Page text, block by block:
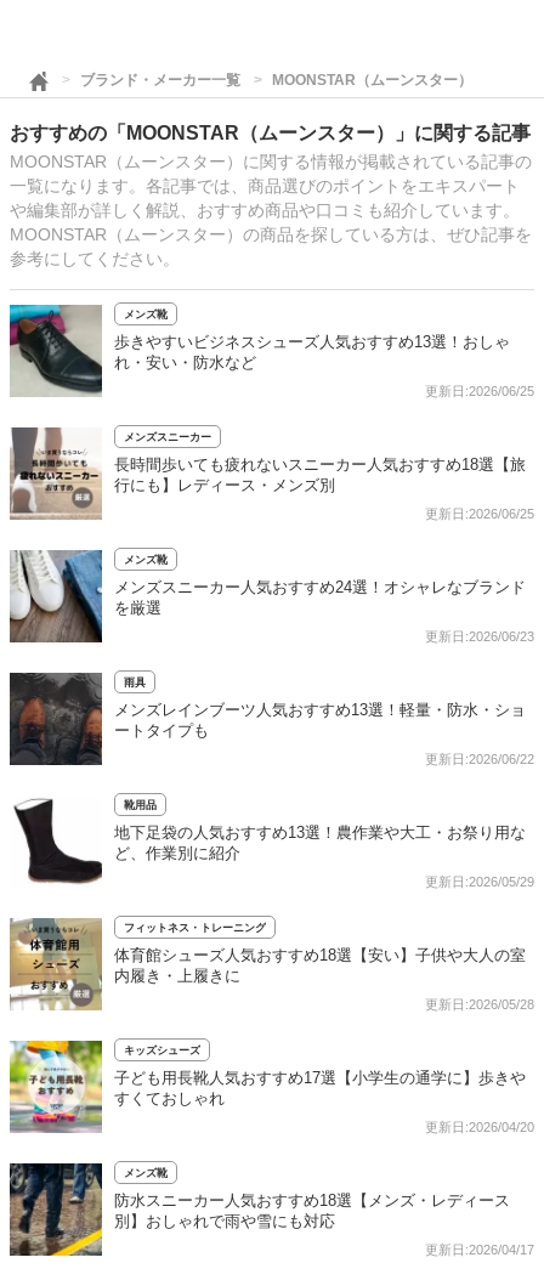
ブランド・メーカー一覧 MOONSTAR（ムーンスター）
おすすめの「MOONSTAR（ムーンスター）」に関する記事
MOONSTAR（ムーンスター）に関する情報が掲載されている記事の
一覧になります。各記事では、商品選びのポイントをエキスパート
や編集部が詳しく解説、おすすめ商品や口コミも紹介しています。
MOONSTAR（ムーンスター）の商品を探している方は、ぜひ記事を
参考にしてください。
メンズ靴
歩きやすいビジネスシューズ人気おすすめ13選！おしゃ
れ・安い・防水など
更新日:2026/06/25
メンズスニーカー
長時間歩いても疲れないスニーカー人気おすすめ18選【旅
行にも】レディース・メンズ別
更新日:2026/06/25
メンズ靴
メンズスニーカー人気おすすめ24選！オシャレなブランド
を厳選
更新日:2026/06/23
雨具
メンズレインブーツ人気おすすめ13選！軽量・防水・ショ
ートタイプも
更新日:2026/06/22
靴用品
地下足袋の人気おすすめ13選！農作業や大工・お祭り用な
ど、作業別に紹介
更新日:2026/05/29
フィットネス・トレーニング
体育館シューズ人気おすすめ18選【安い】子供や大人の室
内履き・上履きに
更新日:2026/05/28
キッズシューズ
子ども用長靴人気おすすめ17選【小学生の通学に】歩きや
すくておしゃれ
更新日:2026/04/20
メンズ靴
防水スニーカー人気おすすめ18選【メンズ・レディース
別】おしゃれで雨や雪にも対応
更新日:2026/04/17